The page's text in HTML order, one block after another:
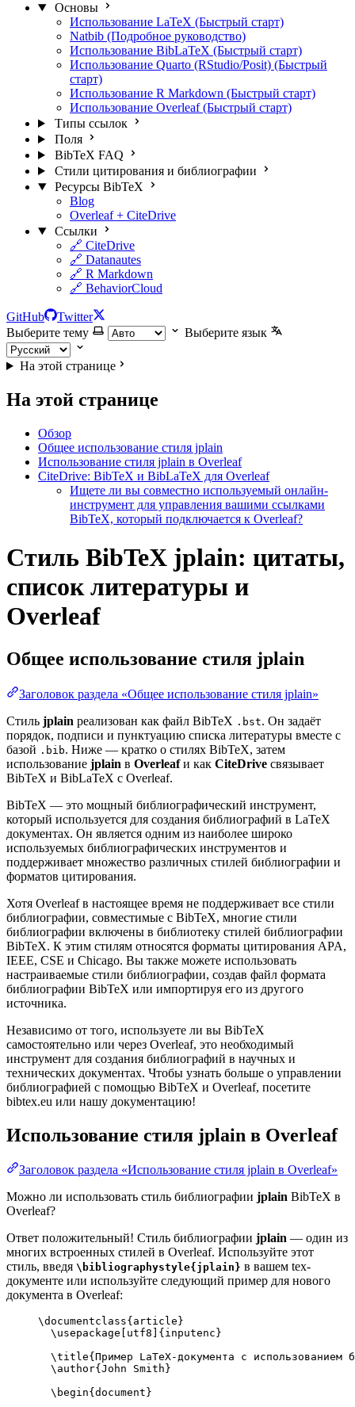
Основы
Использование LaTeX (Быстрый старт)
Natbib (Подробное руководство)
Использование BibLaTeX (Быстрый старт)
Использование Quarto (RStudio/Posit) (Быстрый
старт)
Использование R Markdown (Быстрый старт)
Использование Overleaf (Быстрый старт)
Типы ссылок
Поля
BibTeX FAQ
Стили цитирования и библиографии
Ресурсы BibTeX
Blog
Overleaf + CiteDrive
Ссылки
🔗 CiteDrive
🔗 Datanautes
🔗 R Markdown
🔗 BehaviorCloud
GitHub
Twitter
Выберите тему
Выберите язык
На этой странице
На этой странице
Обзор
Общее использование стиля jplain
Использование стиля jplain в Overleaf
CiteDrive: BibTeX и BibLaTeX для Overleaf
Ищете ли вы совместно используемый онлайн-
инструмент для управления вашими ссылками
BibTeX, который подключается к Overleaf?
Стиль BibTeX jplain: цитаты,
список литературы и
Overleaf
Общее использование стиля jplain
Заголовок раздела «Общее использование стиля jplain»
Стиль jplain реализован как файл BibTeX .bst. Он задаёт
порядок, подписи и пунктуацию списка литературы вместе с
базой .bib. Ниже — кратко о стилях BibTeX, затем
использование jplain в Overleafи как CiteDrive связывает
BibTeX и BibLaTeX с Overleaf.
BibTeX — это мощный библиографический инструмент,
который используется для создания библиографий в LaTeX
документах. Он является одним из наиболее широко
используемых библиографических инструментов и
поддерживает множество различных стилей библиографии и
форматов цитирования.
Хотя Overleaf в настоящее время не поддерживает все стили
библиографии, совместимые с BibTeX, многие стили
библиографии включены в библиотеку стилей библиографии
BibTeX. К этим стилям относятся форматы цитирования APA,
IEEE, CSE и Chicago. Вы также можете использовать
настраиваемые стили библиографии, создав файл формата
библиографии BibTeX или импортируя его из другого
источника.
Независимо от того, используете ли вы BibTeX
самостоятельно или через Overleaf, это необходимый
инструмент для создания библиографий в научных и
технических документах. Чтобы узнать больше о управлении
библиографией с помощью BibTeX и Overleaf, посетите
bibtex.eu или нашу документацию!
Использование стиля jplain в Overleaf
Заголовок раздела «Использование стиля jplain в Overleaf»
Можно ли использовать стиль библиографии jplain BibTeX в
Overleaf?
Ответ положительный! Стиль библиографии jplain — один из
многих встроенных стилей в Overleaf. Используйте этот
стиль, введя \bibliographystyle{jplain} в вашем tex-
документе или используйте следующий пример для нового
документа в Overleaf:
\documentclass{ article }
\usepackage
utf8 ]{ inputenc }
\title{Пример LaTeX-документа с
\author{John Smith}
\begin{ document }